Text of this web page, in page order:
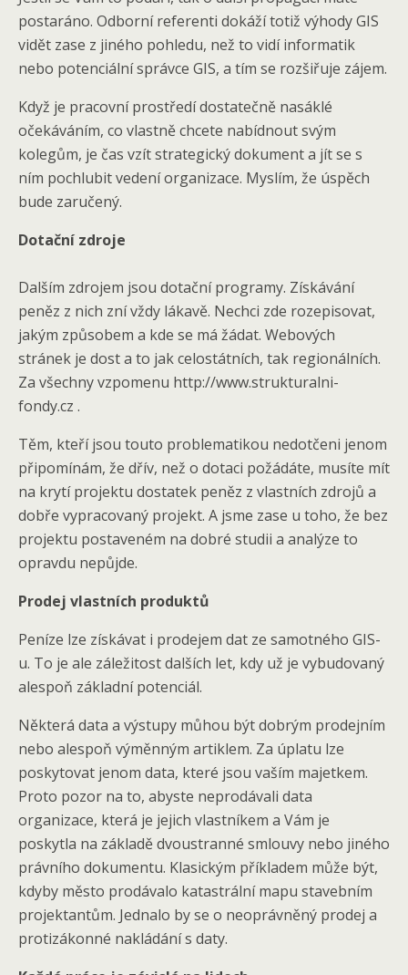
postaráno. Odborní referenti dokáží totiž výhody GIS
vidět zase z jiného pohledu, než to vidí informatik
nebo potenciální správce GIS, a tím se rozšiřuje zájem.
Když je pracovní prostředí dostatečně nasáklé
očekáváním, co vlastně chcete nabídnout svým
kolegům, je čas vzít strategický dokument a jít se s
ním pochlubit vedení organizace. Myslím, že úspěch
bude zaručený.
Dotační zdroje
Dalším zdrojem jsou dotační programy. Získávání
peněz z nich zní vždy lákavě. Nechci zde rozepisovat,
jakým způsobem a kde se má žádat. Webových
stránek je dost a to jak celostátních, tak regionálních.
Za všechny vzpomenu http://www.strukturalni-
fondy.cz .
Těm, kteří jsou touto problematikou nedotčeni jenom
připomínám, že dřív, než o dotaci požádáte, musíte mít
na krytí projektu dostatek peněz z vlastních zdrojů a
dobře vypracovaný projekt. A jsme zase u toho, že bez
projektu postaveném na dobré studii a analýze to
opravdu nepůjde.
Prodej vlastních produktů
Peníze lze získávat i prodejem dat ze samotného GIS-
u. To je ale záležitost dalších let, kdy už je vybudovaný
alespoň základní potenciál.
Některá data a výstupy můhou být dobrým prodejním
nebo alespoň výměnným artiklem. Za úplatu lze
poskytovat jenom data, které jsou vaším majetkem.
Proto pozor na to, abyste neprodávali data
organizace, která je jejich vlastníkem a Vám je
poskytla na základě dvoustranné smlouvy nebo jiného
právního dokumentu. Klasickým příkladem může být,
kdyby město prodávalo katastrální mapu stavebním
projektantům. Jednalo by se o neoprávněný prodej a
protizákonné nakládání s daty.